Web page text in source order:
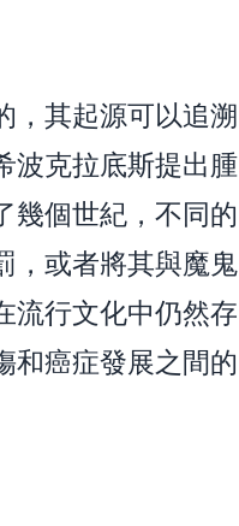
，其起源可以追溯
波克拉底斯提出腫
幾個世紀，不同的
，或者將其與魔鬼
流行文化中仍然存
和癌症發展之間的